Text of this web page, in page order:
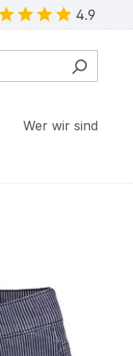
4.9
Wer wir sind